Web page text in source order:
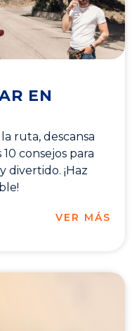
EN
ruta, descansa
consejos para
divertido. ¡Haz
VER MÁS